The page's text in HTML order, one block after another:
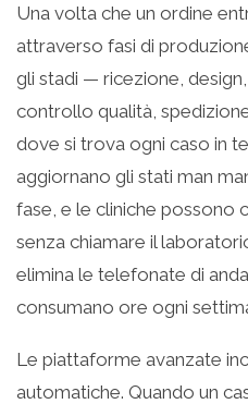
Una volta che un ordine
attraverso fasi di
gli stadi — ricezione,
controllo qualità,
dove si trova ogni caso in
aggiornano gli stati man
fase, e le cliniche possono
senza chiamare il
elimina le telefonate di
consumano ore ogni
Le piattaforme avanzate
automatiche. Quando un